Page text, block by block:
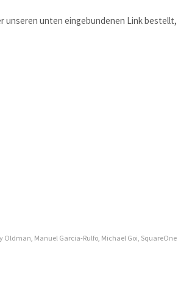
unseren unten eingebundenen Link
Oldman Manuel Garcia-Rulfo Michael Goi